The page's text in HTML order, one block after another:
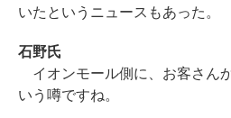
いたというニュースもあった。
石野氏
イオンモール側に、お客さん
いう噂ですね。